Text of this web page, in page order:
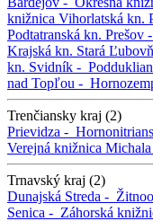
knižnica Vihorlatská kn.
Podtatranská kn. Prešov -
Krajská kn. Stará
kn. Svidník -
nad Topľou -
Trenčiansky kraj (2)
Prievidza -
Verejná knižnica Michala
Trnavský kraj (2)
Dunajská Streda -
Senica - Záhorská